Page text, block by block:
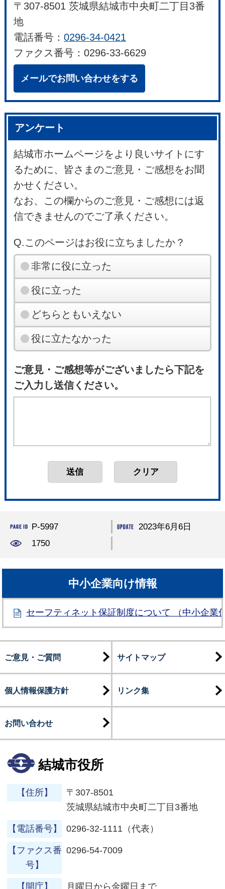
〒307-8501 茨城県結城市中央町二丁目3番
地
電話番号：0296-34-0421
ファクス番号：0296-33-6629
メールでお問い合わせをする
アンケート
結城市ホームページをより良いサイトにす
るために、皆さまのご意見・ご感想をお聞
かせください。
なお、この欄からのご意見・ご感想には返
信できませんのでご了承ください。
Q.このページはお役に立ちましたか？
非常に役に立った
役に立った
どちらともいえない
役に立たなかった
ご意見・ご感想等がございましたら下記を
ご入力し送信ください。
P-5997
2023年6月6日
1750
中小企業向け情報
セーフティネット保証制度について （中小企業
ご意見・ご質問 サイトマップ
個人情報保護方針 リンク集
お問い合わせ
結城市役所
【住所】
〒307-8501
茨城県結城市中央町二丁目3番地
【電話番号】 0296-32-1111（代表）
【ファクス番
号】
0296-54-7009
【開庁】 月曜日から金曜日まで